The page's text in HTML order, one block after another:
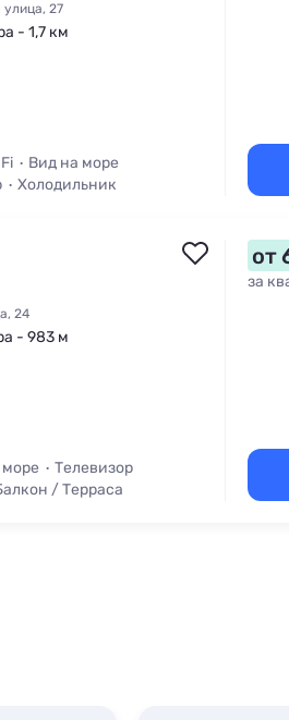
улица, 27
- 1,7 км
Вид на море
Холодильник
24
- 983 м
Телевизор
/ Терраса
от
за